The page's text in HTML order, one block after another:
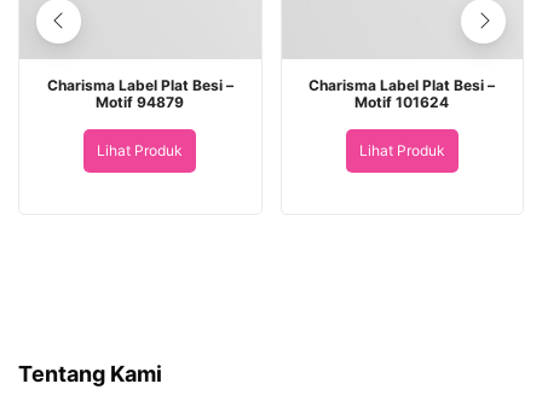
Charisma Label Plat Besi –
Motif 94879
Lihat Produk
Charisma Label Plat Besi –
Motif 101624
Lihat Produk
Tentang Kami